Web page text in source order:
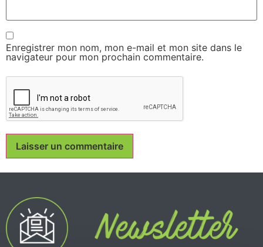
Enregistrer mon nom, mon e-mail et mon site dans le
navigateur pour mon prochain commentaire.